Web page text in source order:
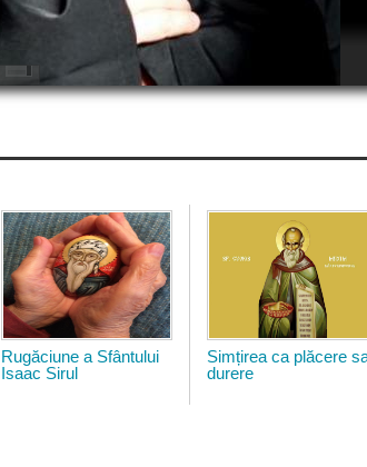
img-20181117-wa0011.jpg
Rugăciune a Sfântului
Isaac Sirul
sf-cuv-
Simțirea ca plăcere
durere